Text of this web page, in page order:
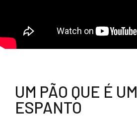
UM PÃO QUE É UM
ESPANTO